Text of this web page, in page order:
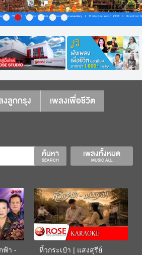
งลูกกรุง
เพลงเพื่อชีวิต
เพลงทั้งหมด
MUSIC ALL
ค้นหา
SEARCH
ฟ้า -
หิ้วกระเป๋า | แสงสุรีย์